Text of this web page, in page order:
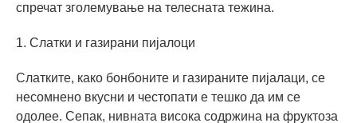
спречат зголемување на телесната тежина.
1. Слатки и газирани пијалоци
Слатките, како бонбоните и газираните пијалаци, се
несомнено вкусни и честопати е тешко да им се
одолее. Сепак, нивната висока содржина на фруктоза